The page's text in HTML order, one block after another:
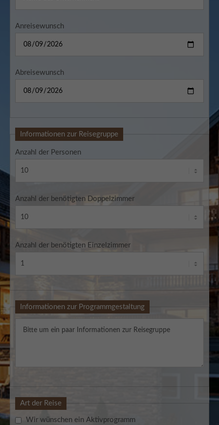
Anreisewunsch
Abreisewunsch
Informationen zur Reisegruppe
Anzahl der Personen
Anzahl der benötigten Doppelzimmer
Anzahl der benötigten Einzelzimmer
Informationen zur Programmgestaltung
Art der Reise
Wir wünschen ein Aktivprogramm